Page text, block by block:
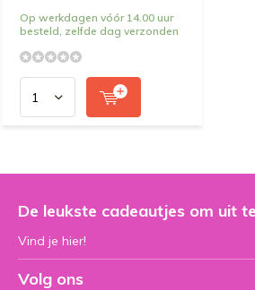
Op werkdagen vóór 14.00 uur
besteld, zelfde dag verzonden
De leukste cadeautjes om uit
Vind je hier!
Volg ons